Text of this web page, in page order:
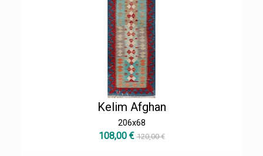
Kelim Afghan
206x68
108,00 € 120,00 €